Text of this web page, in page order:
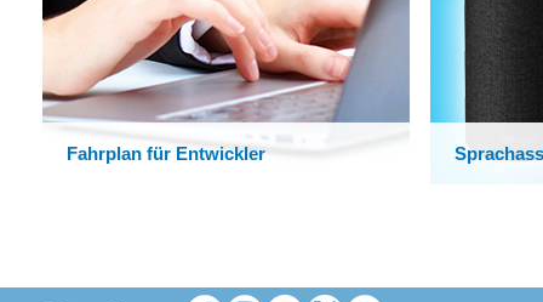
Fahrplan für Entwickler